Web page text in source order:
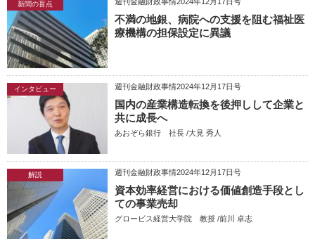
新聞の盲点
不満の地銀、病院への支援を阻む福祉医
療機構の担保設定に異議
インタビュー 週刊金融財政事情2024年12月17日号
国内の産業構造転換を後押しして企業と
共に成長へ
あおぞら銀行 社長 /大見 秀人
解説 週刊金融財政事情2024年12月17日号
資本効率経営における価値創造手段とし
ての事業売却
グロービス経営大学院 教授 /前川 卓志